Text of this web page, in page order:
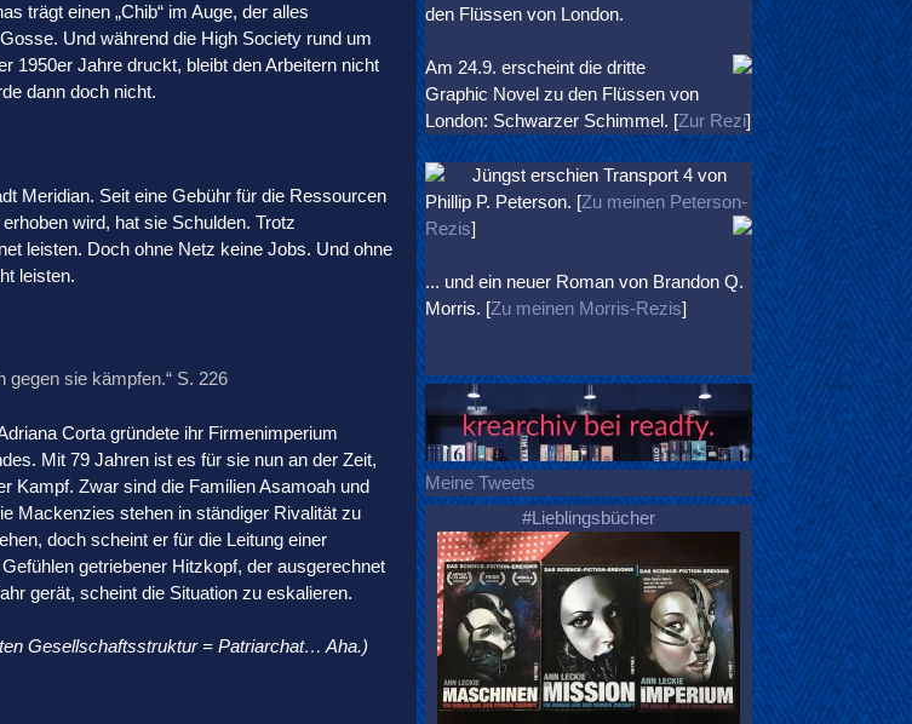
trägt einen „Chib“ im Auge, der alles
Und während die High Society rund um
1950er Jahre druckt, bleibt den Arbeitern nicht
dann doch nicht.
Meridian. Seit eine Gebühr für die Ressourcen
wird, hat sie Schulden. Trotz
leisten. Doch ohne Netz keine Jobs. Und ohne
leisten.
sie kämpfen.“ S. 226
Corta gründete ihr Firmenimperium
Mit 79 Jahren ist es für sie nun an der Zeit,
Kampf. Zwar sind die Familien Asamoah und
Mackenzies stehen in ständiger Rivalität zu
doch scheint er für die Leitung einer
getriebener Hitzkopf, der ausgerechnet
gerät, scheint die Situation zu eskalieren.
Gesellschaftsstruktur = Patriarchat… Aha.)
den Flüssen von London.
Am 24.9. erscheint die dritte
Graphic Novel zu den Flüssen von
London: Schwarzer Schimmel. [Zur Rezi]
Jüngst erschien Transport 4von
Phillip P. Peterson. [Zu meinen Peterson-
Rezis]
... und ein neuer Roman von Brandon Q.
Morris. [Zu meinen Morris-Rezis]
Meine Tweets
#Lieblingsbücher